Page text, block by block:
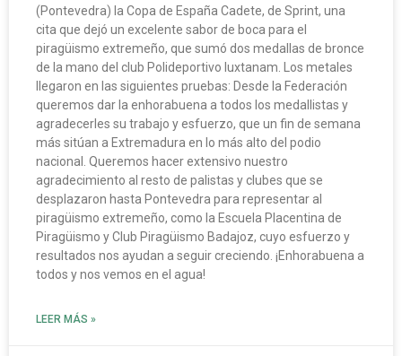
(Pontevedra) la Copa de España Cadete, de Sprint, una
cita que dejó un excelente sabor de boca para el
piragüismo extremeño, que sumó dos medallas de bronce
de la mano del club Polideportivo Iuxtanam. Los metales
llegaron en las siguientes pruebas: Desde la Federación
queremos dar la enhorabuena a todos los medallistas y
agradecerles su trabajo y esfuerzo, que un fin de semana
más sitúan a Extremadura en lo más alto del podio
nacional. Queremos hacer extensivo nuestro
agradecimiento al resto de palistas y clubes que se
desplazaron hasta Pontevedra para representar al
piragüismo extremeño, como la Escuela Placentina de
Piragüismo y Club Piragüismo Badajoz, cuyo esfuerzo y
resultados nos ayudan a seguir creciendo. ¡Enhorabuena a
todos y nos vemos en el agua!
LEER MÁS »